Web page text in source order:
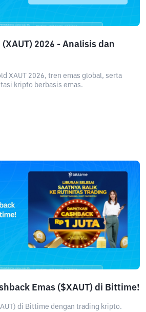
2026 - Analisis dan
XAUT 2026, tren emas global, serta
kripto berbasis emas.
Emas ($XAUT) di Bittime!
di Bittime dengan trading kripto.